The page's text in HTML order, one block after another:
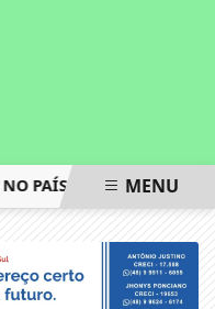
PAÍS VALE A PENA
MENU